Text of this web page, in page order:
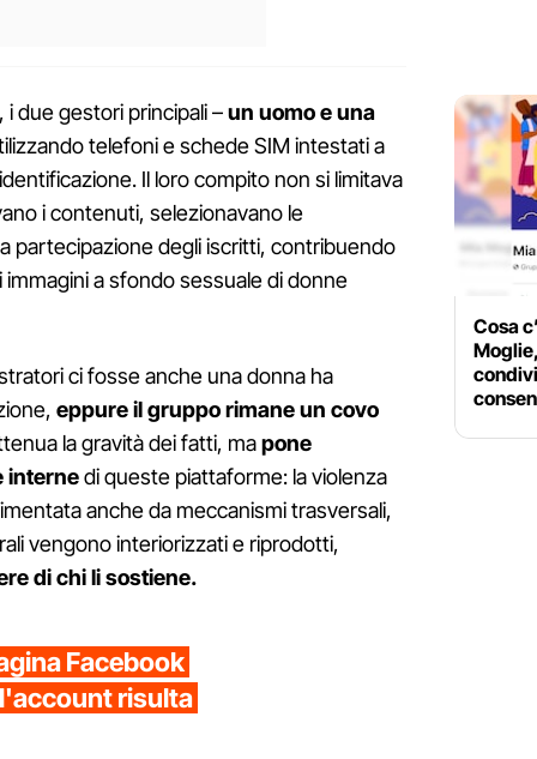
due gestori principali –un uomo e una
telefoni e schede SIM intestati a
Il loro compito non si limitava
i contenuti, selezionavano le
partecipazione degli iscritti, contribuendo
a sfondo sessuale di donne
ci fosse anche una donna ha
eppure il gruppo rimane un covo
la gravità dei fatti, mapone
internedi queste piattaforme: la violenza
anche da meccanismi trasversali,
vengono interiorizzati e riprodotti,
di chi li sostiene.
Facebook
risulta
Cosa